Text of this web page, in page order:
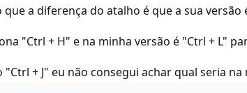
a diferença do atalho é que a sua
"Ctrl + H" e na minha versão é "Ctrl + L"
+ J" eu não consegui achar qual seria na